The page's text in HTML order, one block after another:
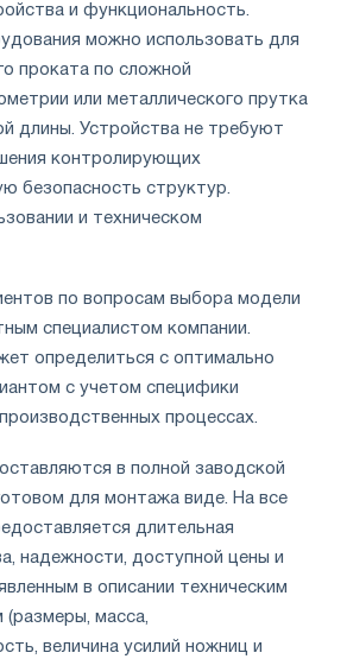
и функциональность.
можно использовать для
проката по сложной
или металлического прутка
длины. Устройства не требуют
контролирующих
безопасность структур.
и техническом
по вопросам выбора модели
специалистом компании.
определиться с оптимально
с учетом специфики
процессах.
в полной заводской
для монтажа виде. На все
длительная
надежности, доступной цены и
в описании техническим
(размеры, масса,
величина усилий ножниц и